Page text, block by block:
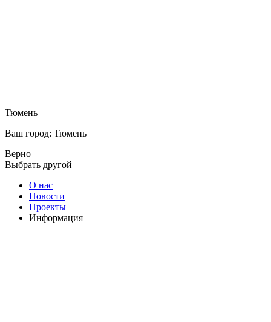
Тюмень
Ваш город: Тюмень
Верно
Выбрать другой
О нас
Новости
Проекты
Информация